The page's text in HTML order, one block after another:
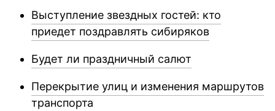
Выступление звездных гостей: кто
приедет поздравлять сибиряков
Будет ли праздничный салют
Перекрытие улиц и изменения маршрутов
транспорта